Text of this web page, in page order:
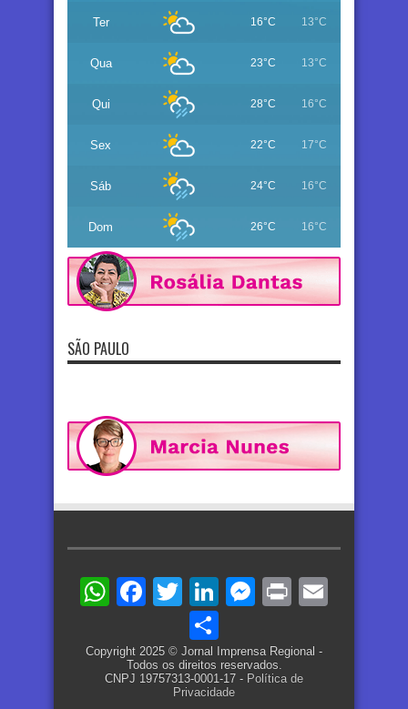
Ter 16°C 13°C
Qua 23°C 13°C
Qui 28°C 16°C
Sex 22°C 17°C
Sáb 24°C 16°C
Dom 26°C 16°C
SÃO PAULO
WhatsApp
Facebook
TwitterLinkedIn
Messenger
Print
Copyright 2025 © Jornal Imprensa Regional -
Todos os direitos reservados.
CNPJ 19757313-0001-17 - Política de
Privacidade